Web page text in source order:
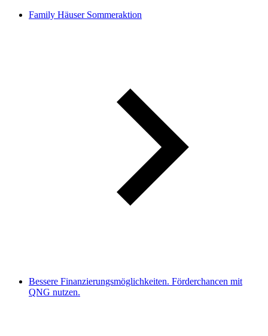
Family Häuser Sommeraktion
Bessere Finanzierungsmöglichkeiten. Förderchancen mit
QNG nutzen.